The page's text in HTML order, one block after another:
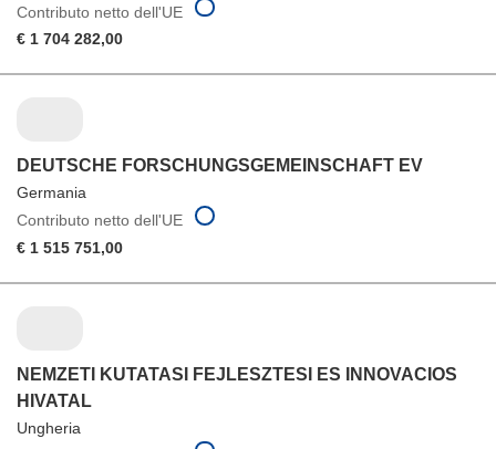
Contributo netto dell'UE
€ 1 704 282,00
DEUTSCHE FORSCHUNGSGEMEINSCHAFT EV
Germania
Contributo netto dell'UE
€ 1 515 751,00
NEMZETI KUTATASI FEJLESZTESI ES INNOVACIOS
HIVATAL
Ungheria